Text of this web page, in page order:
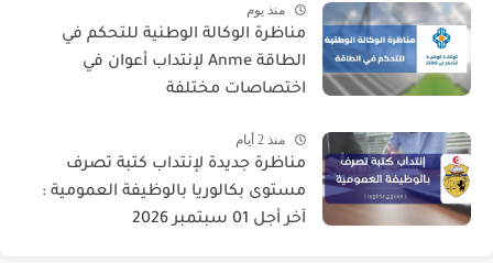
منذ يوم
مناظرة الوكالة الوطنية للتحكم في
الطاقة Anme لإنتداب أعوان في
اختصاصات مختلفة
منذ 2 أيام
مناظرة جديدة لإنتداب كتبة تصرف
مستوى بكالوريا بالوظيفة العمومية :
آخر أجل 01 سبتمبر 2026